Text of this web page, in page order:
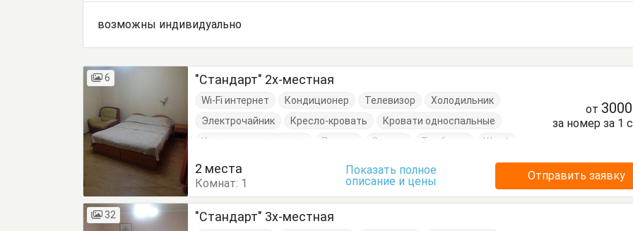
возможны индивидуально
6 "Стандарт" 2х-местная
Wi-Fi интернет Кондиционер Телевизор
Холодильник
Электрочайник
Кресло-кровать
Кровати односпальные
Кровать двуспальная
Посуда Стулья Тумбочки Шкаф
от
за номер за 1
2 места
Комнат: 1
Показать полное
описание и цены
Отправить заявку
32 "Стандарт" 3х-местная